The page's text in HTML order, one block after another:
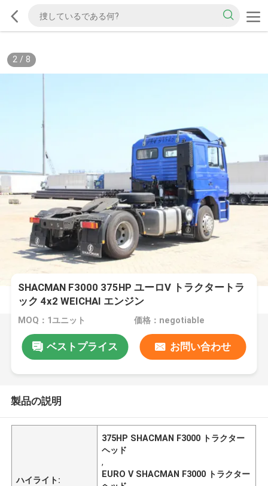
2/ 8
SHACMAN F3000 375HP ユーロV トラクタートラ
ック 4x2 WEICHAI エンジン
MOQ：1ユニット 価格：negotiable
ベストプライス お問い合わせ
製品の説明
ハイライト:
375HP SHACMAN F3000 トラクター
ヘッド
,
EURO V SHACMAN F3000 トラクター